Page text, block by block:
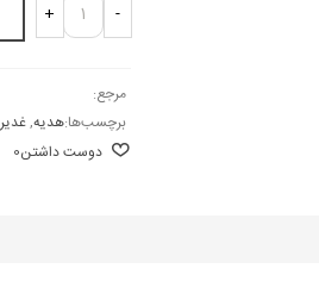
-
+
مرجع:
برچسب‌ها:هدیه,غدیر
دوست داشتن0